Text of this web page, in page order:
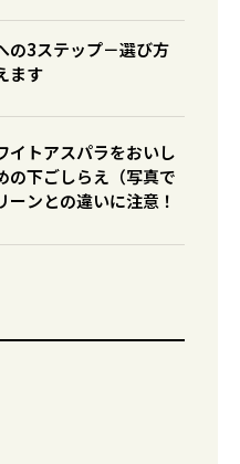
の3ステップ－選び方
ます
イトアスパラをおいし
の下ごしらえ（写真で
ンとの違いに注意！